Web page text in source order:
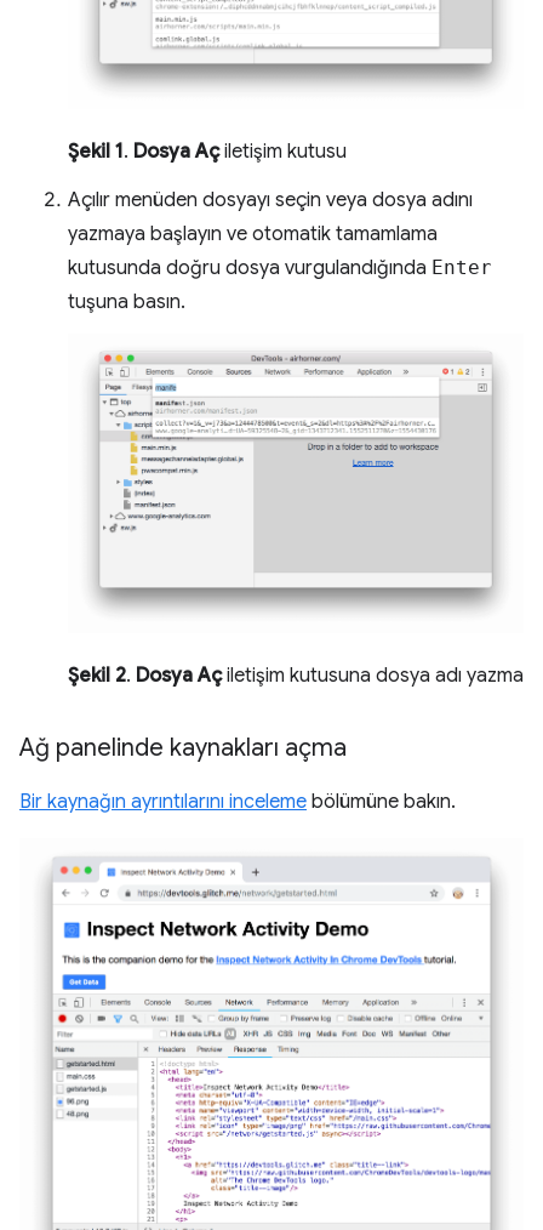
Şekil 1. Dosya Açiletişim kutusu
Açılır menüden dosyayı seçin veya dosya adını
yazmaya başlayın ve otomatik tamamlama
kutusunda doğru dosya vurgulandığında Enter
tuşuna basın.
Şekil 2. Dosya Açiletişim kutusuna dosya adı yazma
Ağ panelinde kaynakları açma
Bir kaynağın ayrıntılarını inceleme bölümüne bakın.